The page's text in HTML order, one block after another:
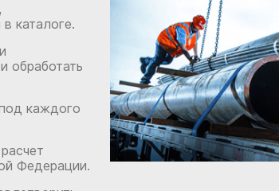
каталоге.
обработать
каждого
Федерации.